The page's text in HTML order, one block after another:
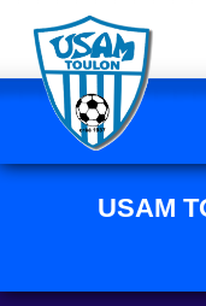
USAM
Panneau de gestion